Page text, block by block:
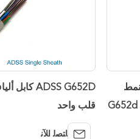
G652d
قلب واحد
ﺎﺘﺼﻟ ﺍﻶﻧ